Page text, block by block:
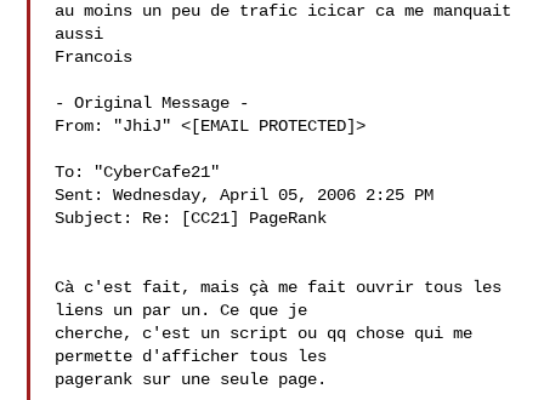
au moins un peu de trafic icicar ca me manquait
aussi
Francois
- Original Message -
From: "JhiJ" <[EMAIL PROTECTED]>
To: "CyberCafe21"
Sent: Wednesday, April 05, 2006 2:25 PM
Subject: Re: [CC21] PageRank
Cà c'est fait, mais çà me fait ouvrir tous les
liens un par un. Ce que je
cherche, c'est un script ou qq chose qui me
permette d'afficher tous les
pagerank sur une seule page.